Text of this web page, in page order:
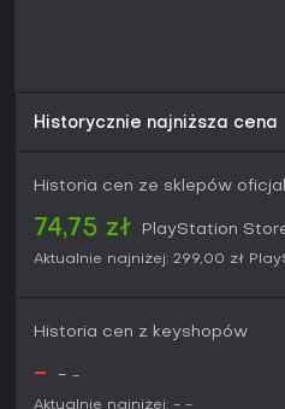
posiadanej platformy.
Historycznie najniższa cena
Historia cen ze sklepów
74,75 zł PlayStation
Aktualnie najniżej: 299,00 zł
Historia cen z keyshopów
- - -
Aktualnie najniżej: - -